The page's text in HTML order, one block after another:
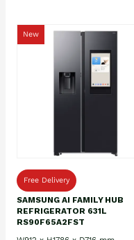
New
Free Delivery
SAMSUNG AI FAMILY HUB
REFRIGERATOR 631L
RS90F65A2FST